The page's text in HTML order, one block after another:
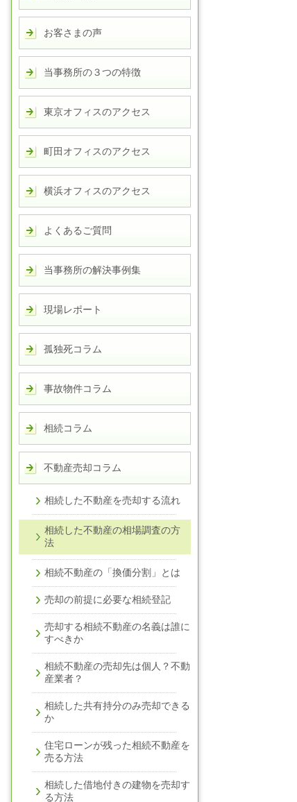
お客さまの声
当事務所の３つの特徴
東京オフィスのアクセス
町田オフィスのアクセス
横浜オフィスのアクセス
よくあるご質問
当事務所の解決事例集
現場レポート
孤独死コラム
事故物件コラム
相続コラム
不動産売却コラム
相続した不動産を売却する流れ
相続した不動産の相場調査の方
法
相続不動産の「換価分割」とは
売却の前提に必要な相続登記
売却する相続不動産の名義は誰に
すべきか
相続不動産の売却先は個人？不動
産業者？
相続した共有持分のみ売却できる
か
住宅ローンが残った相続不動産を
売る方法
相続した借地付きの建物を売却す
る方法